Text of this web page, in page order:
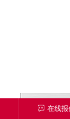
󦏡 在线报